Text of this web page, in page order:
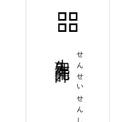
せんせいせんし